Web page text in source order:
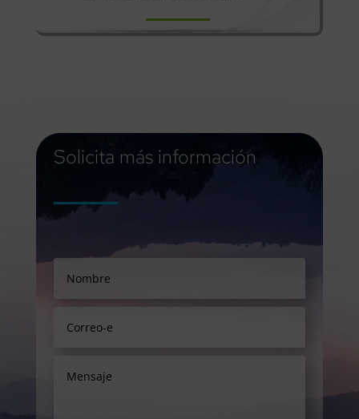
Solicita más información